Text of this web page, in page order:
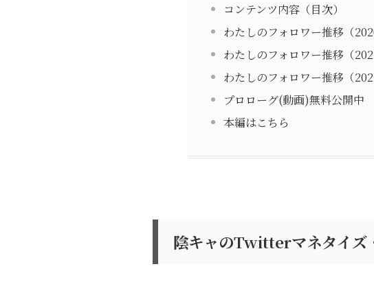
コンテンツ内容（目次）
わたしのフォロワー推移（
わたしのフォロワー推移（
わたしのフォロワー推移（
プロローグ(動画)無料公開中
本編はこちら
陰キャのTwitterマネタイズ